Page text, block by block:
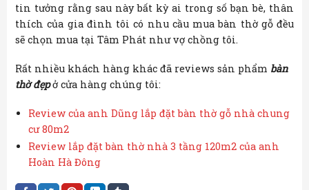
tin tưởng rằng sau này bất kỳ ai trong số bạn bè, thân
thích của gia đình tôi có nhu cầu mua bàn thờ gỗ đều
sẽ chọn mua tại Tâm Phát như vợ chồng tôi.
Rất nhiều khách hàng khác đã reviews sản phẩm bàn
thờ đẹpở cửa hàng chúng tôi:
Review của anh Dũng lắp đặt bàn thờ gỗ nhà chung
cư 80m2
Review lắp đặt bàn thờ nhà 3 tầng 120m2 của anh
Hoàn Hà Đông